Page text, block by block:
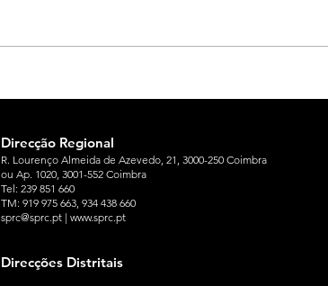
Direcção Regional
R. Lourenço Almeida de Azevedo, 21, 3000-250 Coimbra
ou Ap. 1020, 3001-552 Coimbra
Tel: 239 851 660
TM: 919 975 663, 934 438 660
sprc@sprc.pt | www.sprc.pt
Direcções Distritais